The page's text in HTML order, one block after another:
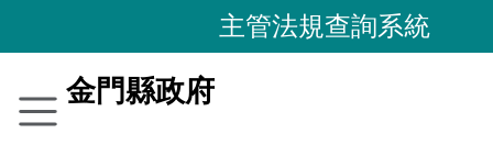
到
要
主管法規查詢系統
金門縣政府